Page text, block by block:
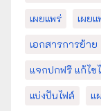
เผยแพร่
เผย
เอกสารการย้าย
แจกปกฟรี แก้ไข
แบ่งปันไฟล์
แ